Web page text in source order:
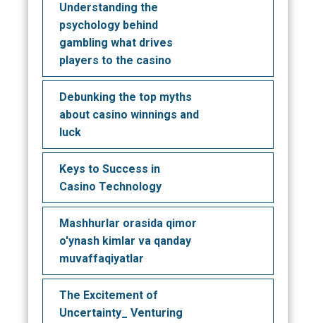
Understanding the
psychology behind
gambling what drives
players to the casino
Debunking the top myths
about casino winnings and
luck
Keys to Success in
Casino Technology
Mashhurlar orasida qimor
o'ynash kimlar va qanday
muvaffaqiyatlar
The Excitement of
Uncertainty_ Venturing